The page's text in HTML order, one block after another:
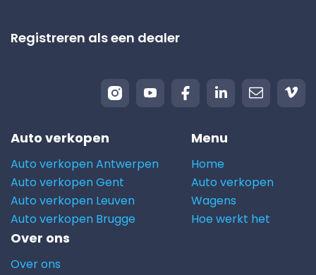
Registreren als een dealer
Auto verkopen
Auto verkopen Antwerpen
Auto verkopen Gent
Auto verkopen Leuven
Auto verkopen Brugge
Menu
Home
Auto verkopen
Wagens
Hoe werkt het
Over ons
Over ons